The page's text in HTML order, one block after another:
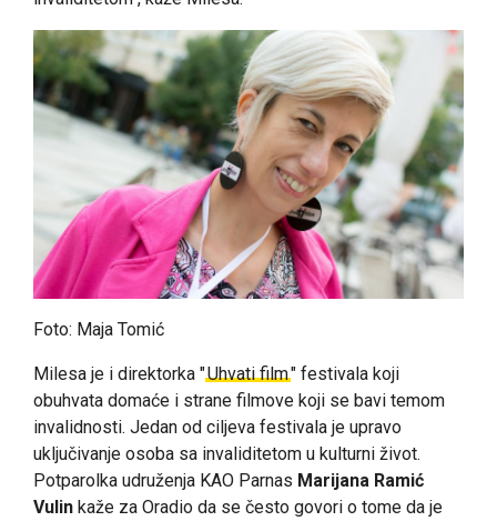
Foto: Maja Tomić
Milesa je i direktorka "Uhvati film" festivala koji
obuhvata domaće i strane filmove koji se bavi temom
invalidnosti. Jedan od ciljeva festivala je upravo
uključivanje osoba sa invaliditetom u kulturni život.
Potparolka udruženja KAO Parnas Marijana Ramić
Vulin kaže za Oradio da se često govori o tome da je